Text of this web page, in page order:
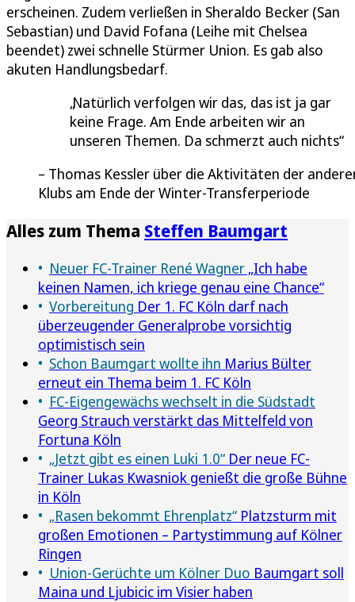
erscheinen. Zudem verließen in Sheraldo Becker (San
Sebastian) und David Fofana (Leihe mit Chelsea
beendet) zwei schnelle Stürmer Union. Es gab also
akuten Handlungsbedarf.
Natürlich verfolgen wir das, das ist ja gar
keine Frage. Am Ende arbeiten wir an
unseren Themen. Da schmerzt auch nichts
Thomas Kessler über die Aktivitäten der
Klubs am Ende der Winter-Transferperiode
Alles zum Thema Steffen Baumgart
Neuer FC-Trainer René Wagner „Ich habe
keinen Namen, ich kriege genau eine Chance“
Vorbereitung Der 1. FC Köln darf nach
überzeugender Generalprobe vorsichtig
optimistisch sein
Schon Baumgart wollte ihn Marius Bülter
erneut ein Thema beim 1. FC Köln
FC-Eigengewächs wechselt in die Südstadt
Georg Strauch verstärkt das Mittelfeld von
Fortuna Köln
„Jetzt gibt es einen Luki 1.0“ Der neue FC-
Trainer Lukas Kwasniok genießt die große Bühne
in Köln
„Rasen bekommt Ehrenplatz“ Platzsturm mit
großen Emotionen – Partystimmung auf Kölner
Ringen
Union-Gerüchte um Kölner Duo Baumgart soll
Maina und Ljubicic im Visier haben